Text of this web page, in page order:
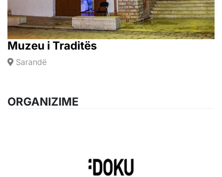
Muzeu i Traditës
Sarandë
ORGANIZIME